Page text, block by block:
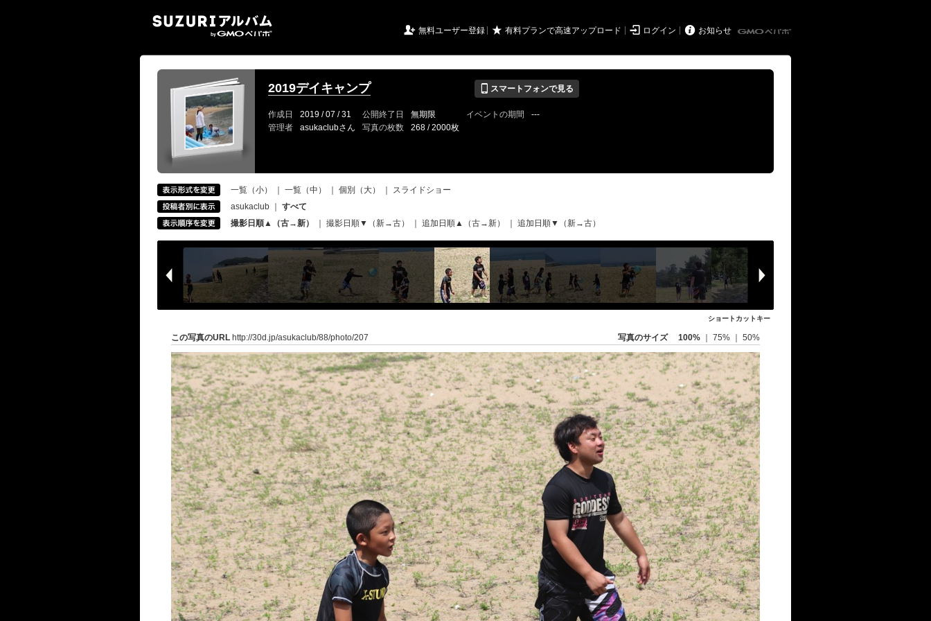
 無料ユーザー登録 ★ 有料プランで高速アップロード  ログイン  お知らせ
2019デイキャンプ 📱 スマートフォンで見る
作成日 2019 / 07 / 31 公開終了日 無期限 イベントの期間
---
管理者
asukaclubさん 写真の枚数 268 / 2000枚
一覧（小） 一覧（中） 個別（大）
スライドショー
asukaclub
すべて
撮影日順▲（古→新）
撮影日順▼（新→古） 追加日順▲（古→新） 追加日順▼（新→古）
ショートカットキー
この写真のURL http://30d.jp/asukaclub/88/photo/207 写真のサイズ 100% 75% 50%